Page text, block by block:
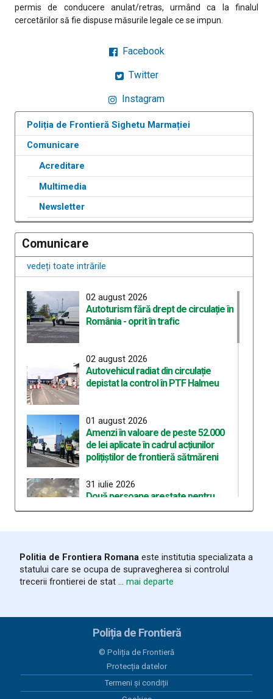
permis de conducere anulat/retras, urmând ca la finalul
cercetărilor să fie dispuse măsurile legale ce se impun.
Facebook
Twitter
Instagram
Poliția de Frontieră Sighetu Marmației
Comunicare
Acreditare
Multimedia
Newsletter
Comunicare
vedeți toate intrările
02 august 2026
Autoturism fără drept de circulație în
România - oprit în trafic
02 august 2026
Autovehicul radiat din circulație
depistat la control în PTF Halmeu
01 august 2026
Amenzi în valoare de peste 52.000
de lei aplicate în cadrul acțiunilor
polițiștilor de frontieră sătmăreni
31 iulie 2026
Două persoane arestate pentru
deținerea de droguri de mare risc pe
28 iulie 2026
ITPF Sighetu Marmației a sărbătorit
162 de ani de la înființarea Poliției de
Bunuri susceptibile a fi contrafăcute,
în valoare de 20.000 lei, descoperite
în mașina unui sătmărean
25 iulie 2026
Politia de Frontiera Romana este institutia specializata a
statului care se ocupa de supravegherea si controlul
trecerii frontierei de stat ... mai departe
Poliția de Frontieră
© Poliția de Frontieră
Protecția datelor
Termeni și condiții